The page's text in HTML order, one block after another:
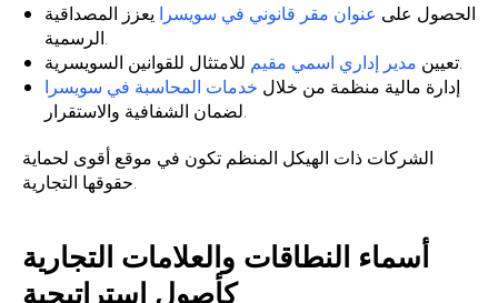
الحصول على عنوان مقر قانوني في سويسرا يعزز المصداقية
الرسمية.
تعيين مدير إداري اسمي مقيم
للامتثال للقوانين السويسرية.
إدارة مالية منظمة من خلال خدمات المحاسبة في سويسرا
لضمان الشفافية والاستقرار.
الشركات ذات الهيكل المنظم تكون في موقع أقوى لحماية
حقوقها التجارية.
أسماء النطاقات والعلامات التجارية
كأصول استراتيجية